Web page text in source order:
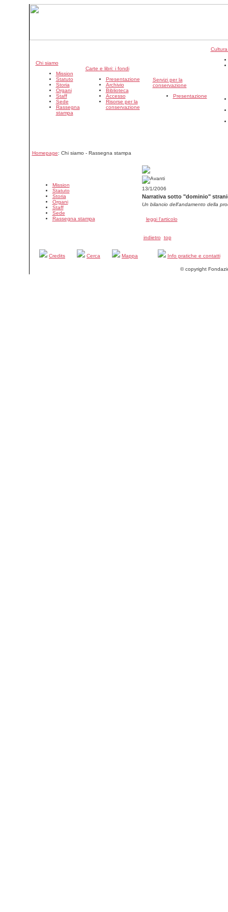
Chi siamo
Mission
Statuto
Storia
Organi
Staff
Sede
Rassegna
stampa
Carte e libri: i fondi
Presentazione
Archivio
Biblioteca
Accesso
Risorse per la
conservazione
Servizi per la
conservazione
Presentazione
Homepage: Chi siamo - Rassegna stampa
Mission
Statuto
Storia
Organi
Staff
Sede
Rassegna stampa
13/1/2006
Narrativa sotto "dominio"
Un bilancio dell'andamento della
leggi l'articolo
indietro top
Credits Cerca Mappa Info pratiche e contatti
© copyright